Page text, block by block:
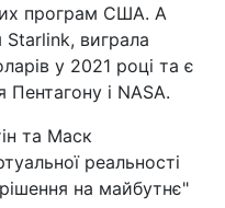
програм США. А
Starlink, виграла
у 2021 році та є
і NASA.
та Маск
реальності
рішення на майбутнє"